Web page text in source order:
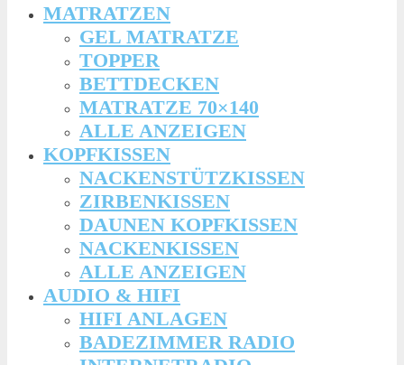
MATRATZEN
GEL MATRATZE
TOPPER
BETTDECKEN
MATRATZE 70×140
ALLE ANZEIGEN
KOPFKISSEN
NACKENSTÜTZKISSEN
ZIRBENKISSEN
DAUNEN KOPFKISSEN
NACKENKISSEN
ALLE ANZEIGEN
AUDIO & HIFI
HIFI ANLAGEN
BADEZIMMER RADIO